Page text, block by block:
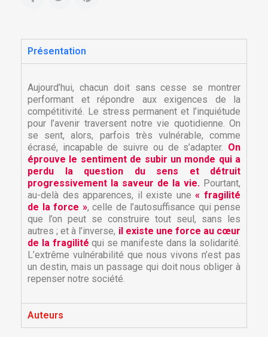
Présentation
Aujourd’hui, chacun doit sans cesse se montrer
performant et répondre aux exigences de la
compétitivité. Le stress permanent et l’inquiétude
pour l’avenir traversent notre vie quotidienne. On
se sent, alors, parfois très vulnérable, comme
écrasé, incapable de suivre ou de s’adapter. On
éprouve le sentiment de subir un monde qui a
perdu la question du sens et détruit
progressivement la saveur de la vie. Pourtant,
au-delà des apparences, il existe une« fragilité
de la force », celle de l’autosuffisance qui pense
que l’on peut se construire tout seul, sans les
autres ; et à l’inverse, il existe une force au cœur
de la fragilité qui se manifeste dans la solidarité.
L’extrême vulnérabilité que nous vivons n’est pas
un destin, mais un passage qui doit nous obliger à
repenser notre société.
Auteurs